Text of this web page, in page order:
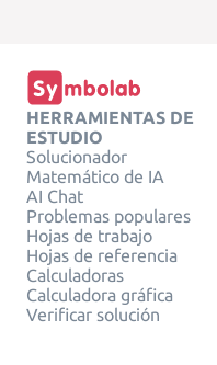
HERRAMIENTAS DE
ESTUDIO
Solucionador
Matemático de IA
AI Chat
Problemas populares
Hojas de trabajo
Hojas de referencia
Calculadoras
Calculadora gráfica
Verificar solución